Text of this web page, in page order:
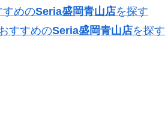
すめのSeria盛岡青山店を探す
すすめのSeria盛岡青山店を探す